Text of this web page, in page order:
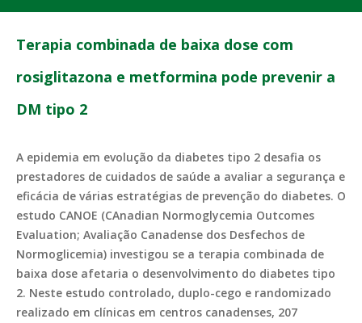
Terapia combinada de baixa dose com
rosiglitazona e metformina pode prevenir a
DM tipo 2
A epidemia em evolução da diabetes tipo 2 desafia os
prestadores de cuidados de saúde a avaliar a segurança e
eficácia de várias estratégias de prevenção do diabetes. O
estudo CANOE (CAnadian Normoglycemia Outcomes
Evaluation; Avaliação Canadense dos Desfechos de
Normoglicemia) investigou se a terapia combinada de
baixa dose afetaria o desenvolvimento do diabetes tipo
2. Neste estudo controlado, duplo-cego e randomizado
realizado em clínicas em centros canadenses, 207